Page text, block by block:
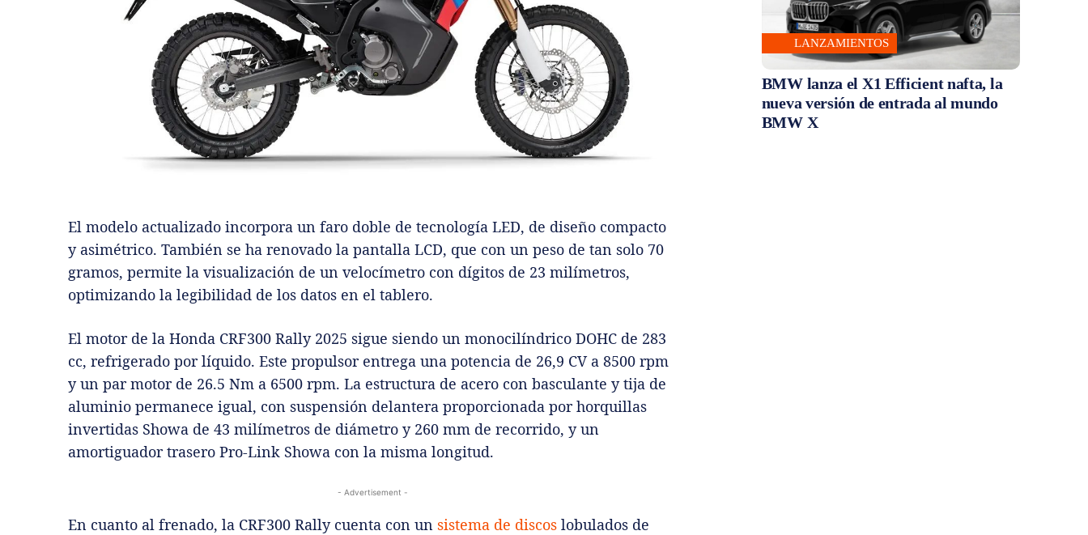
El modelo actualizado incorpora un faro doble de tecnología LED, de diseño compacto
y asimétrico. También se ha renovado la pantalla LCD, que con un peso de tan solo 70
gramos, permite la visualización de un velocímetro con dígitos de 23 milímetros,
optimizando la legibilidad de los datos en el tablero.
El motor de la Honda CRF300 Rally 2025 sigue siendo un monocilíndrico DOHC de 283
cc, refrigerado por líquido. Este propulsor entrega una potencia de 26,9 CV a 8500 rpm
y un par motor de 26.5 Nm a 6500 rpm. La estructura de acero con basculante y tija de
aluminio permanece igual, con suspensión delantera proporcionada por horquillas
invertidas Showa de 43 milímetros de diámetro y 260 mm de recorrido, y un
amortiguador trasero Pro-Link Showa con la misma longitud.
- Advertisement -
En cuanto al frenado, la CRF300 Rally cuenta con un sistema de discos lobulados de
LANZAMIENTOS
BMW lanza el X1 Efficient nafta, la
nueva versión de entrada al mundo
BMW X